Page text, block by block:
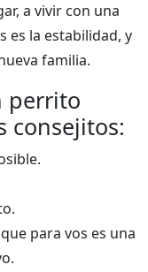
a vivir con una
es la estabilidad, y
familia.
perrito
consejitos:
para vos es una